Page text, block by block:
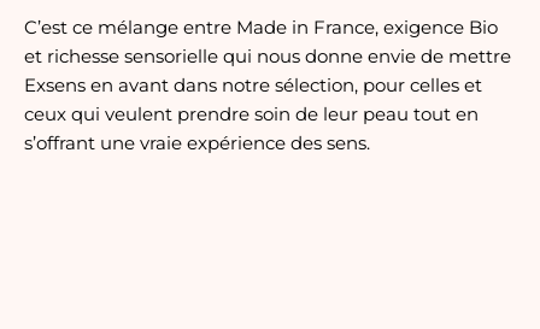
C’est ce mélange entre Made in France, exigence Bio
et richesse sensorielle qui nous donne envie de mettre
Exsens en avant dans notre sélection, pour celles et
ceux qui veulent prendre soin de leur peau tout en
s’offrant une vraie expérience des sens.